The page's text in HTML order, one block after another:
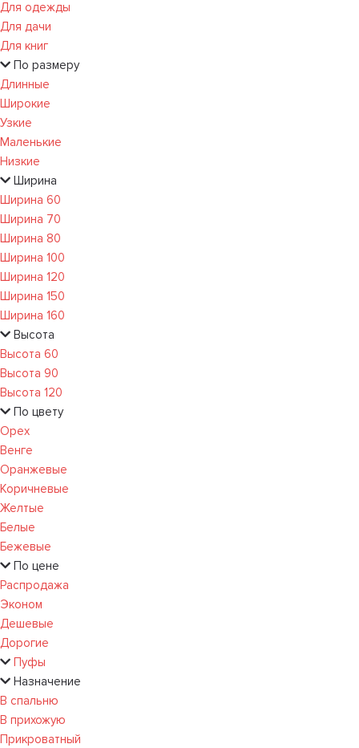
Для одежды
Для дачи
Для книг
По размеру
Длинные
Широкие
Узкие
Маленькие
Низкие
Ширина
Ширина 60
Ширина 70
Ширина 80
Ширина 100
Ширина 120
Ширина 150
Ширина 160
Высота
Высота 60
Высота 90
Высота 120
По цвету
Орех
Венге
Оранжевые
Коричневые
Желтые
Белые
Бежевые
По цене
Распродажа
Эконом
Дешевые
Дорогие
Пуфы
Назначение
В спальню
В прихожую
Прикроватный